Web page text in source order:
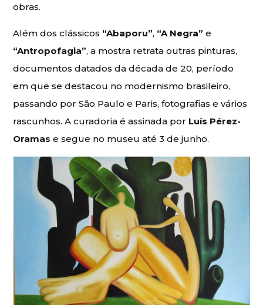
obras.
Além dos clássicos “Abaporu”, “A Negra” e
“Antropofagia”, a mostra retrata outras pinturas,
documentos datados da década de 20, período
em que se destacou no modernismo brasileiro,
passando por São Paulo e Paris, fotografias e vários
rascunhos. A curadoria é assinada por Luís Pérez-
Oramas e segue no museu até 3 de junho.